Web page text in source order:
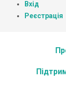
Вхід
Реєстрація